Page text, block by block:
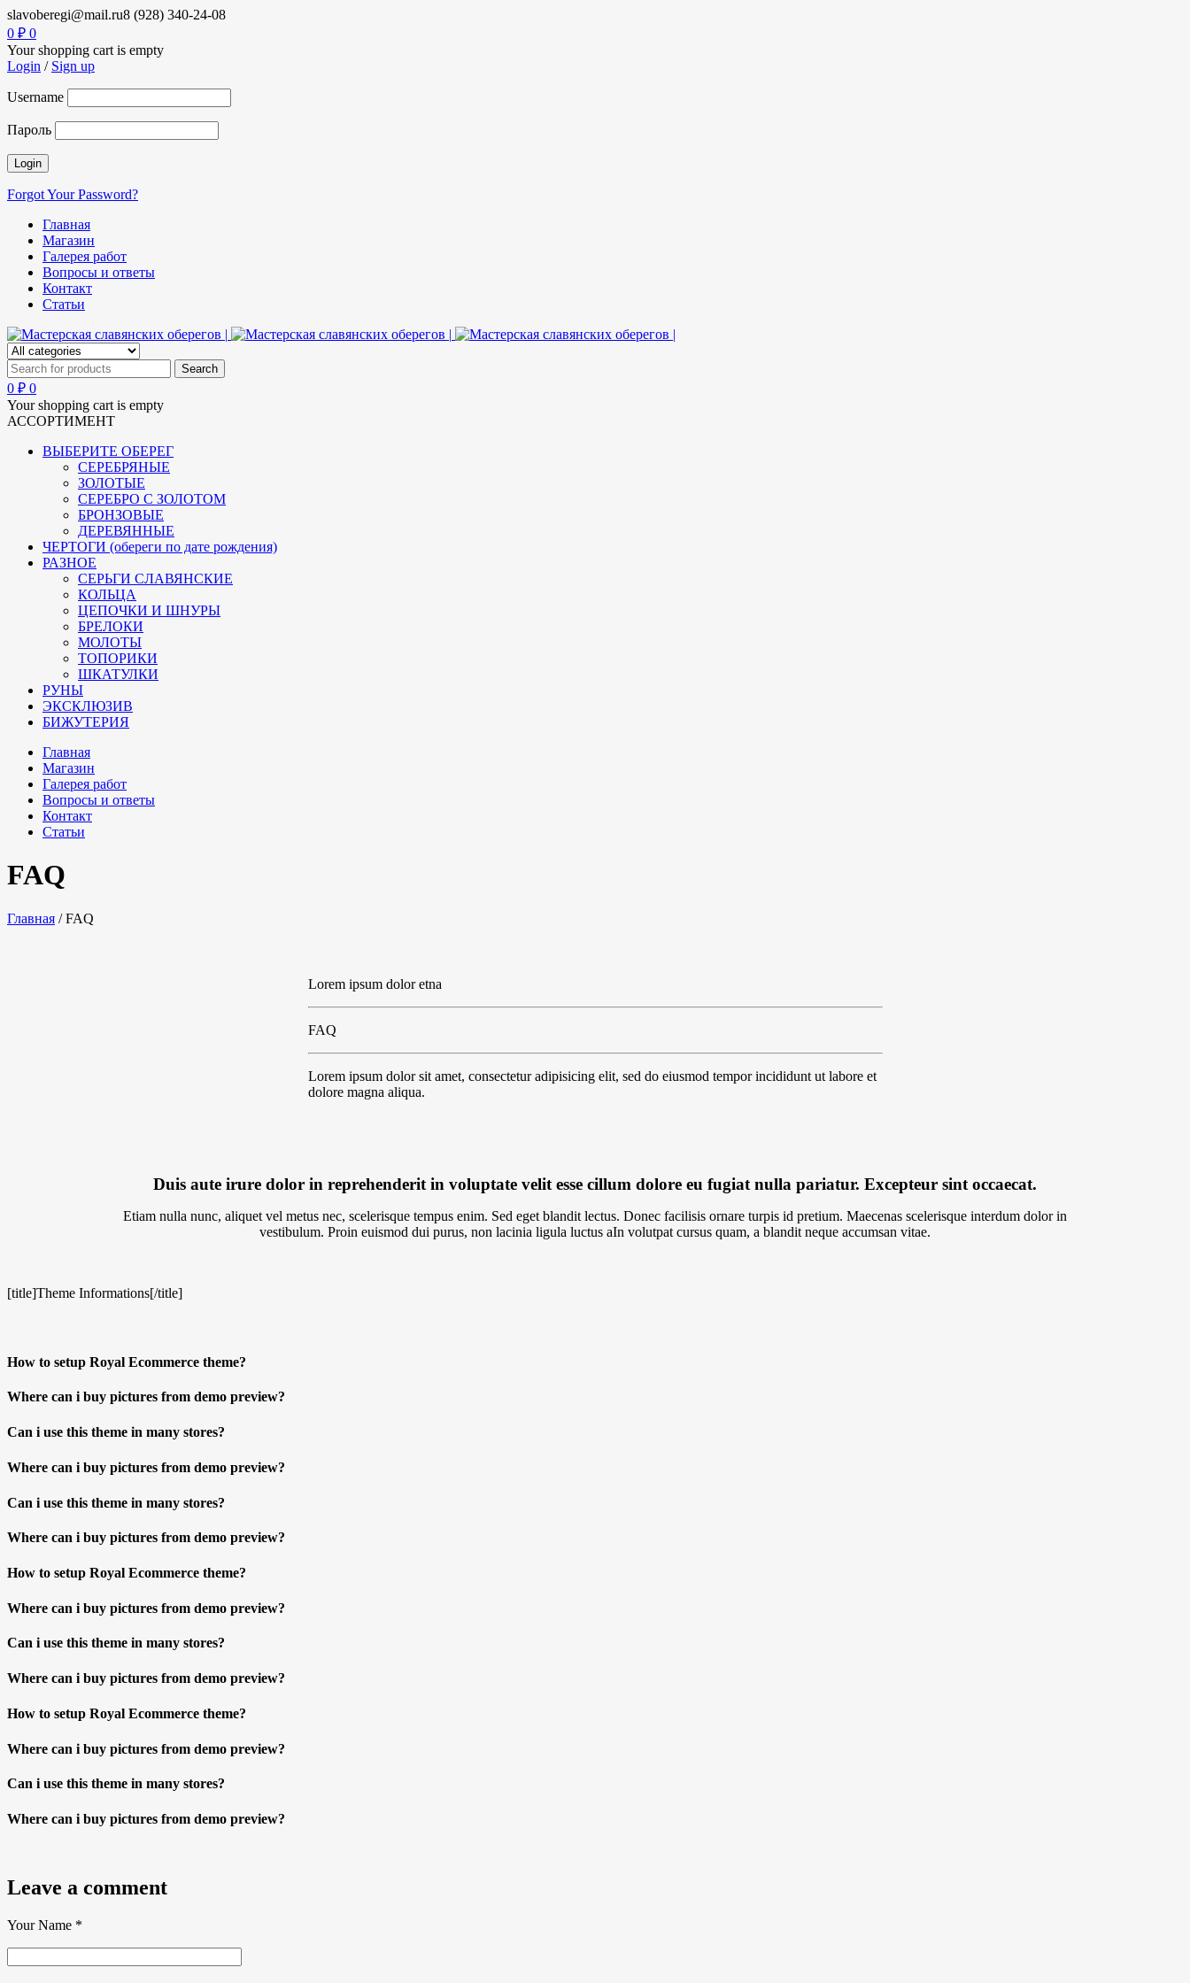
slavoberegi@mail.ru8 (928) 340-24-08
0 ₽ 0
Your shopping cart is empty
Login / Sign up
Username
Пароль
Forgot Your Password?
Главная
Магазин
Галерея работ
Вопросы и ответы
Контакт
Статьи
0 ₽ 0
Your shopping cart is empty
АССОРТИМЕНТ
ВЫБЕРИТЕ ОБЕРЕГ
СЕРЕБРЯНЫЕ
ЗОЛОТЫЕ
СЕРЕБРО С ЗОЛОТОМ
БРОНЗОВЫЕ
ДЕРЕВЯННЫЕ
ЧЕРТОГИ (обереги по дате рождения)
РАЗНОЕ
СЕРЬГИ СЛАВЯНСКИЕ
КОЛЬЦА
ЦЕПОЧКИ И ШНУРЫ
БРЕЛОКИ
МОЛОТЫ
ТОПОРИКИ
ШКАТУЛКИ
РУНЫ
ЭКСКЛЮЗИВ
БИЖУТЕРИЯ
Главная
Магазин
Галерея работ
Вопросы и ответы
Контакт
Статьи
FAQ
Главная / FAQ
Lorem ipsum dolor etna
FAQ
Lorem ipsum dolor sit amet, consectetur adipisicing elit, sed do eiusmod tempor incididunt ut labore et
dolore magna aliqua.
Duis aute irure dolor in reprehenderit in voluptate velit esse cillum dolore eu fugiat nulla pariatur. Excepteur sint occaecat.
Etiam nulla nunc, aliquet vel metus nec, scelerisque tempus enim. Sed eget blandit lectus. Donec facilisis ornare turpis id pretium. Maecenas scelerisque interdum dolor in
vestibulum. Proin euismod dui purus, non lacinia ligula luctus aIn volutpat cursus quam, a blandit neque accumsan vitae.
[title]Theme Informations[/title]
How to setup Royal Ecommerce theme?
Where can i buy pictures from demo preview?
Can i use this theme in many stores?
Where can i buy pictures from demo preview?
Can i use this theme in many stores?
Where can i buy pictures from demo preview?
How to setup Royal Ecommerce theme?
Where can i buy pictures from demo preview?
Can i use this theme in many stores?
Where can i buy pictures from demo preview?
How to setup Royal Ecommerce theme?
Where can i buy pictures from demo preview?
Can i use this theme in many stores?
Where can i buy pictures from demo preview?
Leave a comment
Your Name *